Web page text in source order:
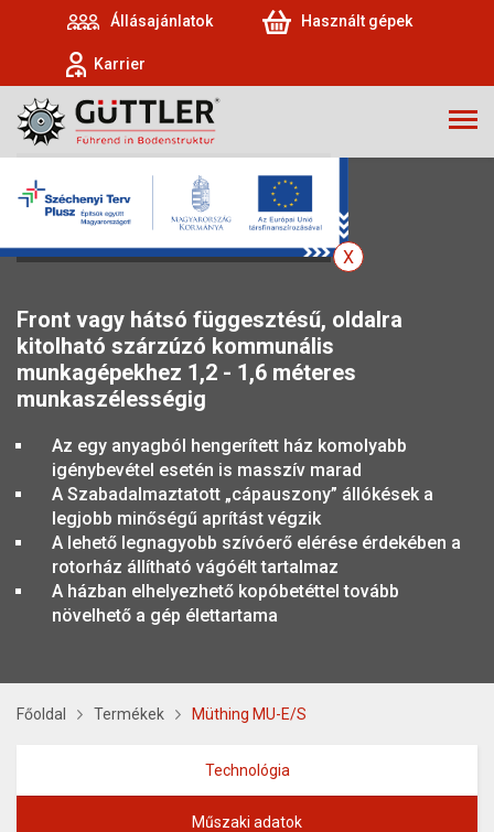
Állásajánlatok Használt gépek
Karrier
MÜTHING MU-E/S
Front vagy hátsó függesztésű, oldalra
kitolható szárzúzó kommunális
munkagépekhez 1,2 - 1,6 méteres
munkaszélességig
Az egy anyagból hengerített ház komolyabb
igénybevétel esetén is masszív marad
A Szabadalmaztatott „cápauszony” állókések a
legjobb minőségű aprítást végzik
A lehető legnagyobb szívóerő elérése érdekében a
rotorház állítható vágóélt tartalmaz
A házban elhelyezhető kopóbetéttel tovább
növelhető a gép élettartama
Főoldal Termékek Müthing MU-E/S
Technológia
Műszaki adatok